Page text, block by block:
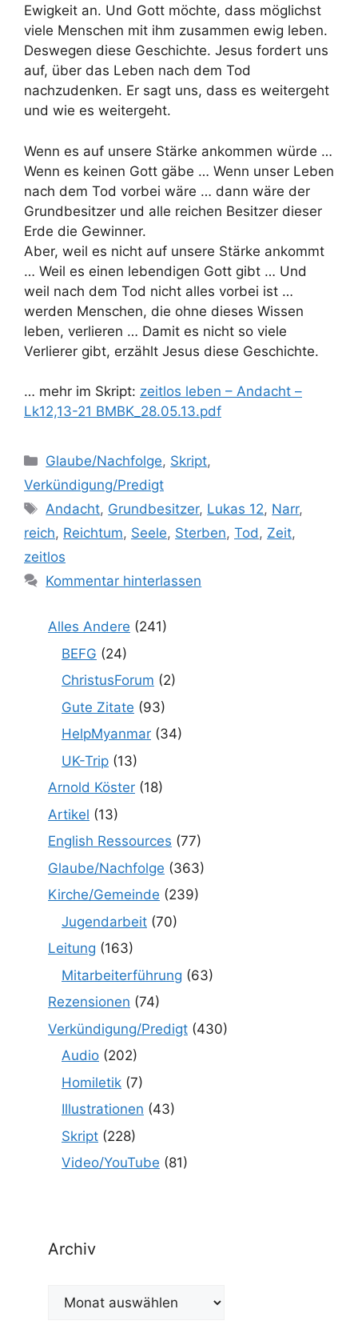
Ewigkeit an. Und Gott möchte, dass möglichst
viele Menschen mit ihm zusammen ewig leben.
Deswegen diese Geschichte. Jesus fordert uns
auf, über das Leben nach dem Tod
nachzudenken. Er sagt uns, dass es weitergeht
und wie es weitergeht.
Wenn es auf unsere Stärke ankommen würde …
Wenn es keinen Gott gäbe … Wenn unser Leben
nach dem Tod vorbei wäre … dann wäre der
Grundbesitzer und alle reichen Besitzer dieser
Erde die Gewinner.
Aber, weil es nicht auf unsere Stärke ankommt
… Weil es einen lebendigen Gott gibt … Und
weil nach dem Tod nicht alles vorbei ist …
werden Menschen, die ohne dieses Wissen
leben, verlieren … Damit es nicht so viele
Verlierer gibt, erzählt Jesus diese Geschichte.
… mehr im Skript: zeitlos leben – Andacht –
Lk12,13-21 BMBK_28.05.13.pdf
Kategorien
Glaube/Nachfolge, Skript,
Verkündigung/Predigt
Schlagwörter
Andacht, Grundbesitzer, Lukas 12, Narr,
reich, Reichtum, Seele, Sterben, Tod, Zeit,
zeitlos
Kommentar hinterlassen
Alles Andere (241)
BEFG (24)
ChristusForum (2)
Gute Zitate (93)
HelpMyanmar (34)
UK-Trip (13)
Arnold Köster (18)
Artikel (13)
English Ressources (77)
Glaube/Nachfolge (363)
Kirche/Gemeinde (239)
Jugendarbeit (70)
Leitung (163)
Mitarbeiterführung (63)
Rezensionen (74)
Verkündigung/Predigt (430)
Audio (202)
Homiletik (7)
Illustrationen (43)
Skript (228)
Video/YouTube (81)
Archiv
Archiv